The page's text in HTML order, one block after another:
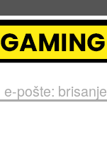
pošte: brisanje